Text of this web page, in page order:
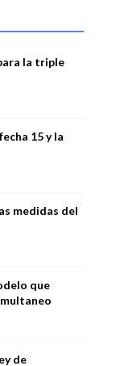
la triple
15 y la
medidas del
que
de